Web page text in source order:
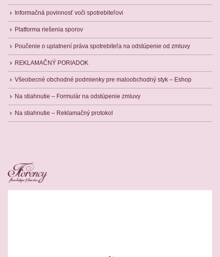
Informačná povinnosť voči spotrebiteľovi
Platforma riešenia sporov
Poučenie o uplatnení práva spotrebiteľa na odstúpenie od zmluvy
REKLAMAČNÝ PORIADOK
Všeobecné obchodné podmienky pre maloobchodný styk – Eshop
Na stiahnutie – Formulár na odstúpenie zmluvy
Na stiahnutie – Reklamačný protokol